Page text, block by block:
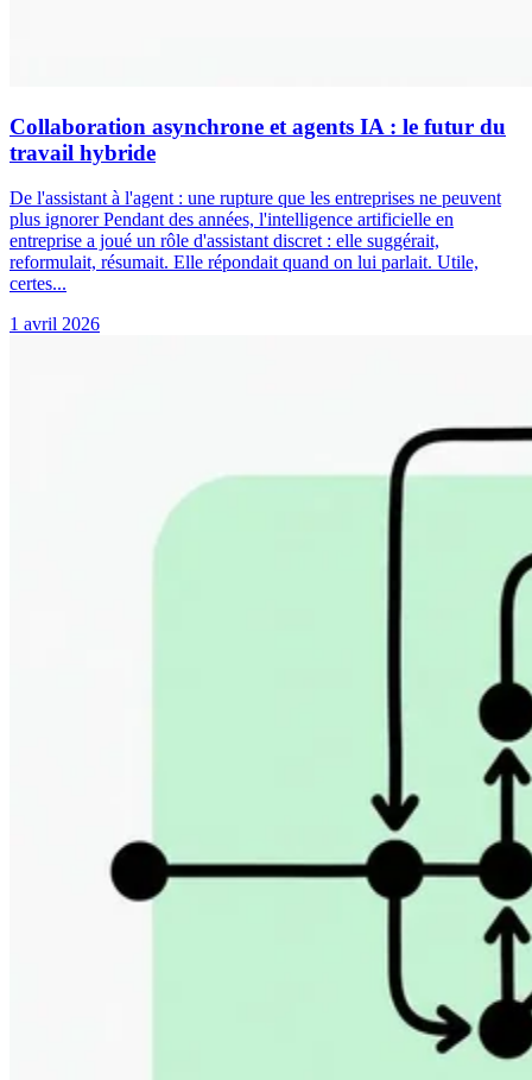
Collaboration asynchrone et agents IA : le futur du
travail hybride
De l'assistant à l'agent : une rupture que les entreprises ne peuvent
plus ignorer Pendant des années, l'intelligence artificielle en
entreprise a joué un rôle d'assistant discret : elle suggérait,
reformulait, résumait. Elle répondait quand on lui parlait. Utile,
certes...
1 avril 2026